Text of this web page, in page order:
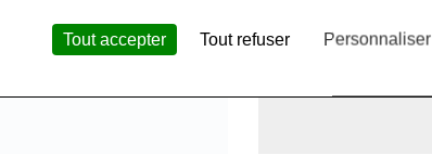
Tout accepter Tout refuser Personnaliser